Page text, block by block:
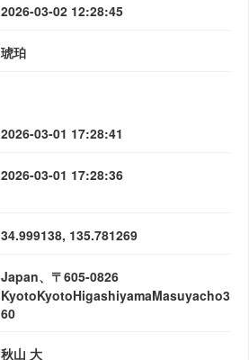
2026-03-02 12:28:45
琥珀
2026-03-01 17:28:41
2026-03-01 17:28:36
34.999138, 135.781269
Japan、〒605-0826
KyotoKyotoHigashiyamaMasuyacho3
60
秋山 大